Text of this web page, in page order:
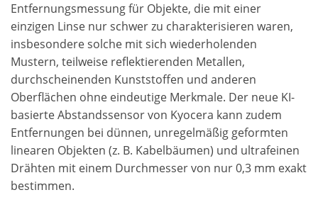
Entfernungsmessung für Objekte, die mit einer
einzigen Linse nur schwer zu charakterisieren waren,
insbesondere solche mit sich wiederholenden
Mustern, teilweise reflektierenden Metallen,
durchscheinenden Kunststoffen und anderen
Oberflächen ohne eindeutige Merkmale. Der neue KI-
basierte Abstandssensor von Kyocera kann zudem
Entfernungen bei dünnen, unregelmäßig geformten
linearen Objekten (z. B. Kabelbäumen) und ultrafeinen
Drähten mit einem Durchmesser von nur 0,3 mm exakt
bestimmen.